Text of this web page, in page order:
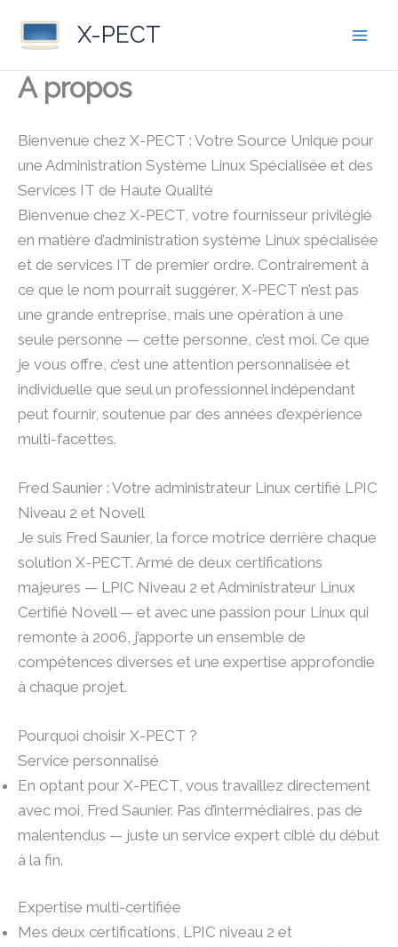
X-PECT
A propos
Bienvenue chez X-PECT : Votre Source Unique pour
une Administration Système Linux Spécialisée et des
Services IT de Haute Qualité
Bienvenue chez X-PECT, votre fournisseur privilégié
en matière d’administration système Linux spécialisée
et de services IT de premier ordre. Contrairement à
ce que le nom pourrait suggérer, X-PECT n’est pas
une grande entreprise, mais une opération à une
seule personne — cette personne, c’est moi. Ce que
je vous offre, c’est une attention personnalisée et
individuelle que seul un professionnel indépendant
peut fournir, soutenue par des années d’expérience
multi-facettes.
Fred Saunier : Votre administrateur Linux certifié LPIC
Niveau 2 et Novell
Je suis Fred Saunier, la force motrice derrière chaque
solution X-PECT. Armé de deux certifications
majeures — LPIC Niveau 2 et Administrateur Linux
Certifié Novell — et avec une passion pour Linux qui
remonte à 2006, j’apporte un ensemble de
compétences diverses et une expertise approfondie
à chaque projet.
Pourquoi choisir X-PECT ?
Service personnalisé
En optant pour X-PECT, vous travaillez directement
avec moi, Fred Saunier. Pas d’intermédiaires, pas de
malentendus — juste un service expert ciblé du début
à la fin.
Expertise multi-certifiée
Mes deux certifications, LPIC niveau 2 et